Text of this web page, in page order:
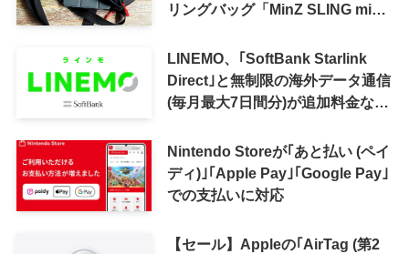
リングバッグ「MinZ SLING mini
LINEMO、｢SoftBank Starlink
Direct｣と無制限の海外データ通信
(毎月最大7日間分)が追加料金なし
Nintendo Storeが｢あと払い (ペイ
ディ)｣｢Apple Pay｣｢Google Pay｣
での支払いに対応
【セール】Appleの｢AirTag (第2